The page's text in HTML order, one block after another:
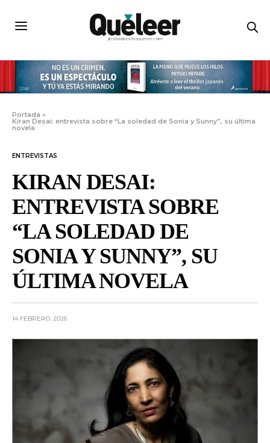
Portada »
Kiran Desai: entrevista sobre “La soledad de Sonia y Sunny”, su última
novela
ENTREVISTAS
KIRAN DESAI:
ENTREVISTA SOBRE
“LA SOLEDAD DE
SONIA Y SUNNY”, SU
ÚLTIMA NOVELA
14 FEBRERO, 2026